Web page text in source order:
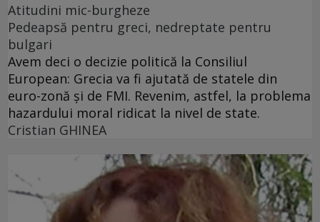
Atitudini mic-burgheze
Pedeapsă pentru greci, nedreptate pentru
bulgari
Avem deci o decizie politică la Consiliul
European: Grecia va fi ajutată de statele din
euro-zonă şi de FMI. Revenim, astfel, la problema
hazardului moral ridicat la nivel de state.
Cristian GHINEA